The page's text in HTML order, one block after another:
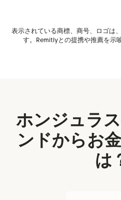
表示されている商標、商号、ロゴは
す。Remitlyとの提携や推薦を示
ホンジュラ
ンドからお
は